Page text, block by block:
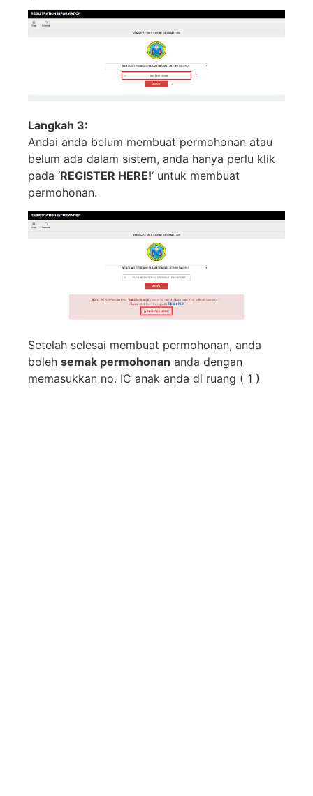
Langkah 3:
Andai anda belum membuat permohonan atau
belum ada dalam sistem, anda hanya perlu klik
pada ‘REGISTER HERE!‘ untuk membuat
permohonan.
Setelah selesai membuat permohonan, anda
boleh semak permohonan anda dengan
memasukkan no. IC anak anda di ruang ( 1 )